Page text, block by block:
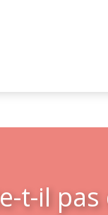
t-il